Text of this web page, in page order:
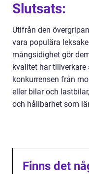
Slutsats:
Utifrån den
vara populära
mångsidighet gör
kvalitet har
konkurrensen från
eller bilar och
och hållbarhet som
Finns det